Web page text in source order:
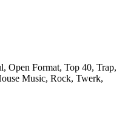
Open Format, Top 40, Trap,
Music, Rock, Twerk,